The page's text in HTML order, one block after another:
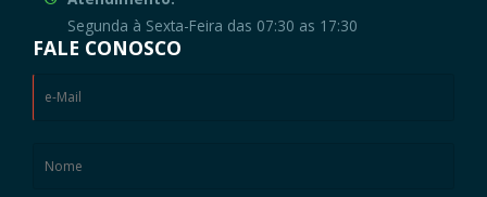
Segunda à Sexta-Feira das 07:30 as 17:30
FALE CONOSCO